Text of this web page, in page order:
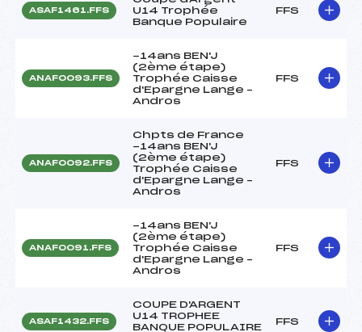
ASAF1461.FFS
U14 Trophée
Banque Populaire
FFS
ANAF0093.FFS
-14ans BEN'J
(2ème étape)
Trophée Caisse
d'Epargne Lange –
Andros
FFS
ANAF0092.FFS
Chpts de France
-14ans BEN'J
(2ème étape)
Trophée Caisse
d'Epargne Lange –
Andros
FFS
ANAF0091.FFS
-14ans BEN'J
(2ème étape)
Trophée Caisse
d'Epargne Lange –
Andros
FFS
ASAF1432.FFS
COUPE D'ARGENT
U14 TROPHEE
BANQUE POPULAIRE
FFS